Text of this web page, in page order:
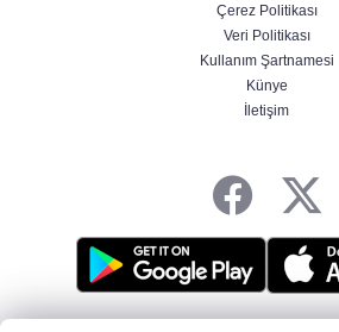
Serdal Adalı'dan Salah
''Transferini biz
Cumhurbaşkanı
Çerez Politikası
Veri Politikası
Kullanım Şartnamesi
Künye
İletişim